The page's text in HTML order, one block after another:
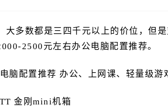
多数都是三四千元以上的价位，但
2500元左右办公电脑配置推荐。
TT 金刚mini机箱